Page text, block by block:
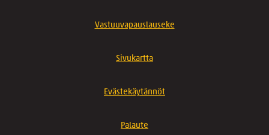
Vastuuvapauslauseke
Sivukartta
Evästekäytännöt
Palaute